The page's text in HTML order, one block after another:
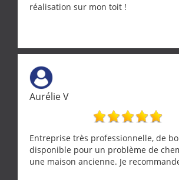
réalisation sur mon toit !
Aurélie V
Entreprise très professionnelle, de
disponible pour un problème de
une maison ancienne. Je